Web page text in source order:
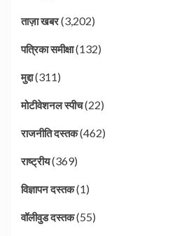
ताज़ा खबर(3,202)
पत्रिका समीक्षा(132)
मुद्दा(311)
मोटीवेशनल स्पीच(22)
राजनीति दस्तक(462)
राष्ट्रीय(369)
विज्ञापन दस्तक(1)
वॉलीवुड दस्तक(55)